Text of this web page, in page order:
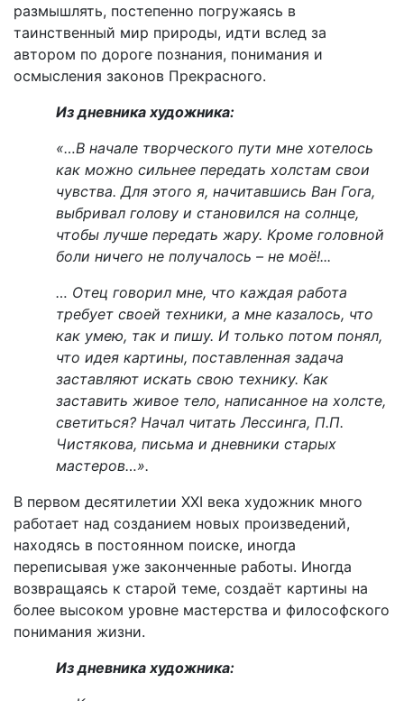
размышлять, постепенно погружаясь в
таинственный мир природы, идти вслед за
автором по дороге познания, понимания и
осмысления законов Прекрасного.
Из дневника художника:
«…В начале творческого пути мне хотелось
как можно сильнее передать холстам свои
чувства. Для этого я, начитавшись Ван Гога,
выбривал голову и становился на солнце,
чтобы лучше передать жару. Кроме головной
боли ничего не получалось – не моё!...
… Отец говорил мне, что каждая работа
требует своей техники, а мне казалось, что
как умею, так и пишу. И только потом понял,
что идея картины, поставленная задача
заставляют искать свою технику. Как
заставить живое тело, написанное на холсте,
светиться? Начал читать Лессинга, П.П.
Чистякова, письма и дневники старых
мастеров…».
В первом десятилетии XXI века художник много
работает над созданием новых произведений,
находясь в постоянном поиске, иногда
переписывая уже законченные работы. Иногда
возвращаясь к старой теме, создаёт картины на
более высоком уровне мастерства и философского
понимания жизни.
Из дневника художника: